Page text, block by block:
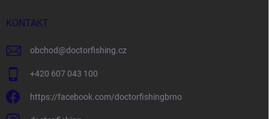
KONTAKT
obchod@doctorfishing.cz
+420 607 043 100
https://facebook.com/doctorfishingbrno